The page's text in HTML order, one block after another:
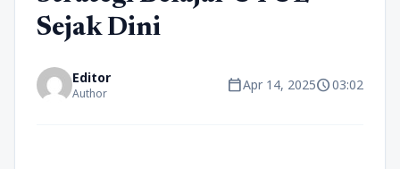
Sejak Dini
Editor
Author calendar_todayApr 14, 2025schedule03:02